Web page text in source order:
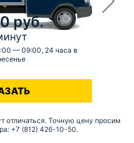
руб.
— 09:00, 24 часа в
-
отличаться. Точную цену просим
+7 (812) 426-10-50.